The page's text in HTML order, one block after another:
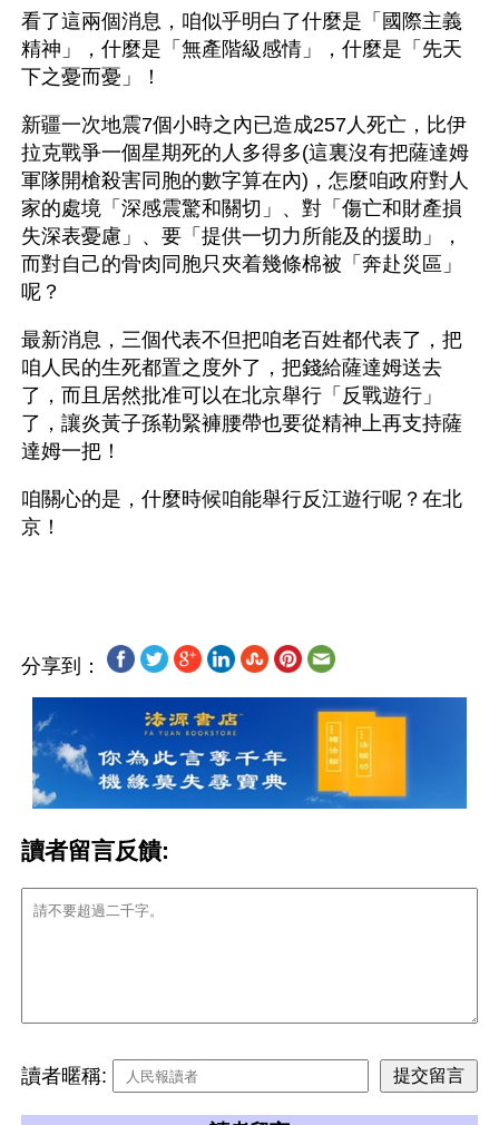
看了這兩個消息，咱似乎明白了什麼是「國際主義
精神」，什麼是「無產階級感情」，什麼是「先天
下之憂而憂」！
新疆一次地震7個小時之內已造成257人死亡，比伊
拉克戰爭一個星期死的人多得多(這裏沒有把薩達姆
軍隊開槍殺害同胞的數字算在內)，怎麼咱政府對人
家的處境「深感震驚和關切」、對「傷亡和財產損
失深表憂慮」、要「提供一切力所能及的援助」，
而對自己的骨肉同胞只夾着幾條棉被「奔赴災區」
呢？
最新消息，三個代表不但把咱老百姓都代表了，把
咱人民的生死都置之度外了，把錢給薩達姆送去
了，而且居然批准可以在北京舉行「反戰遊行」
了，讓炎黃子孫勒緊褲腰帶也要從精神上再支持薩
達姆一把！
咱關心的是，什麼時候咱能舉行反江遊行呢？在北
京！
分享到：
讀者留言反饋:
讀者暱稱: